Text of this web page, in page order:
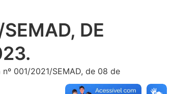
DE
001/2021/SEMAD, de 08 de